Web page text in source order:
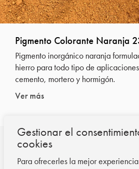
Gestionar el
cookies
Para ofrecerles la mejor
Pigmento Colorante Naranja
Pigmento inorgánico naranja
hierro para todo tipo de
cemento, mortero y hormigón.
Ver más
T.
M.info@serraciments.com